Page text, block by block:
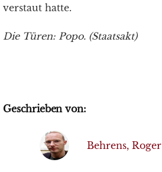
verstaut hatte.
Die Türen: Popo. (Staatsakt)
Geschrieben von:
Behrens, Roger